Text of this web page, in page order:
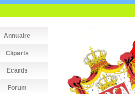
Annuaire
Cliparts
Ecards
Forum